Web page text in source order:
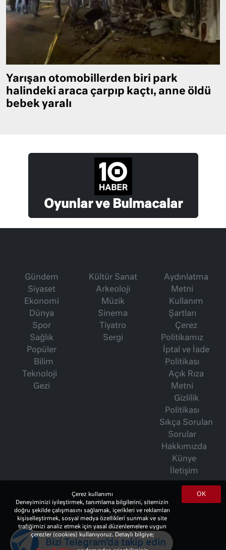
Yarışan otomobillerden biri park
halindeki araca çarpıp kaçtı, anne öldü
bebek yaralı
Oyunlar ve Bulmacalar
Gündem
Siyaset
Ekonomi
Dünya
Spor
Sağlık
Popüler
Bilim
Teknoloji
Gezi
Kültür Sanat
Arkeoloji
Müzik
Sinema
Tiyatro
Sergi
Aydınlatma
Metni
Kullanım
Şartları
Çerez
Politikamız
İptal ve İade
Politikası
Açık Rıza
Metni
Gizlilik
Politikası
Sıkça Sorulan
Sorular
Hakkımızda
Künye
İletişim
İsmet Berkan Yazıları
Ertuğrul Özkök Yazıları
Haftalık Gazete
OK
Çerez kullanımı
Deneyiminizi iyileştirmek, tanımlama bilgilerini, sitemizin
doğru şekilde çalışmasını sağlamak, içerikleri ve reklamları
kişiselleştirmek, sosyal medya özellikleri sunmak ve site
trafiğimizi analiz etmek için yasal düzenlemelere uygun
çerezler (cookies) kullanıyoruz. Detaylı bilgiye;
Bizi Telegram'da takip edin